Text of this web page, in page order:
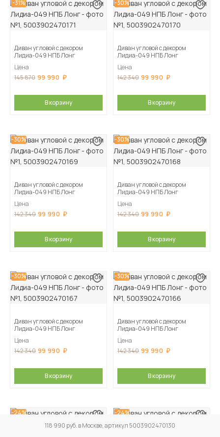
118 990 руб. в Москве, артикул 5003902470130
-31%
Диван угловой с декором
Лидиа-049 НПБ Лонг
Цена
145 870 99 990
В корзину
-30%
Диван угловой с декором
Лидиа-049 НПБ Лонг
Цена
142 340 99 990
В корзину
-30%
Диван угловой с декором
Лидиа-049 НПБ Лонг
Цена
142 340 99 990
В корзину
-30%
Диван угловой с декором
Лидиа-049 НПБ Лонг
Цена
142 340 99 990
В корзину
-30%
Диван угловой с декором
Лидиа-049 НПБ Лонг
Цена
142 340 99 990
В корзину
-30%
Диван угловой с декором
Лидиа-049 НПБ Лонг
Цена
142 340 99 990
В корзину
-24% -24%